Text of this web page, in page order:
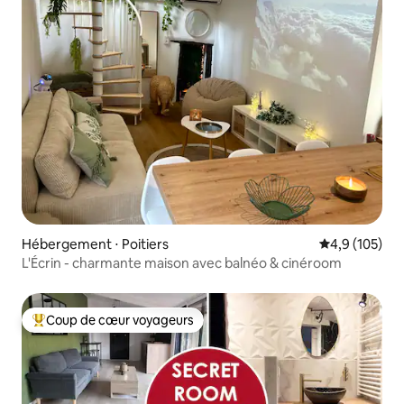
Hébergement ⋅ Poitiers Évaluation
4,9 (105)
L'Écrin - charmante maison avec balnéo & cinéroom
Coups de cœur voyageurs les plus appréciés
Coup de cœur voyageurs